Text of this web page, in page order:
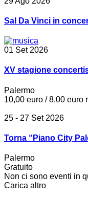
Sal Da Vinci in
01 Set 2026
XV stagione
Palermo
10,00 euro / 8,00 euro
25 - 27 Set 2026
Torna “Piano City
Palermo
Gratuito
Non ci sono eventi in
Carica altro